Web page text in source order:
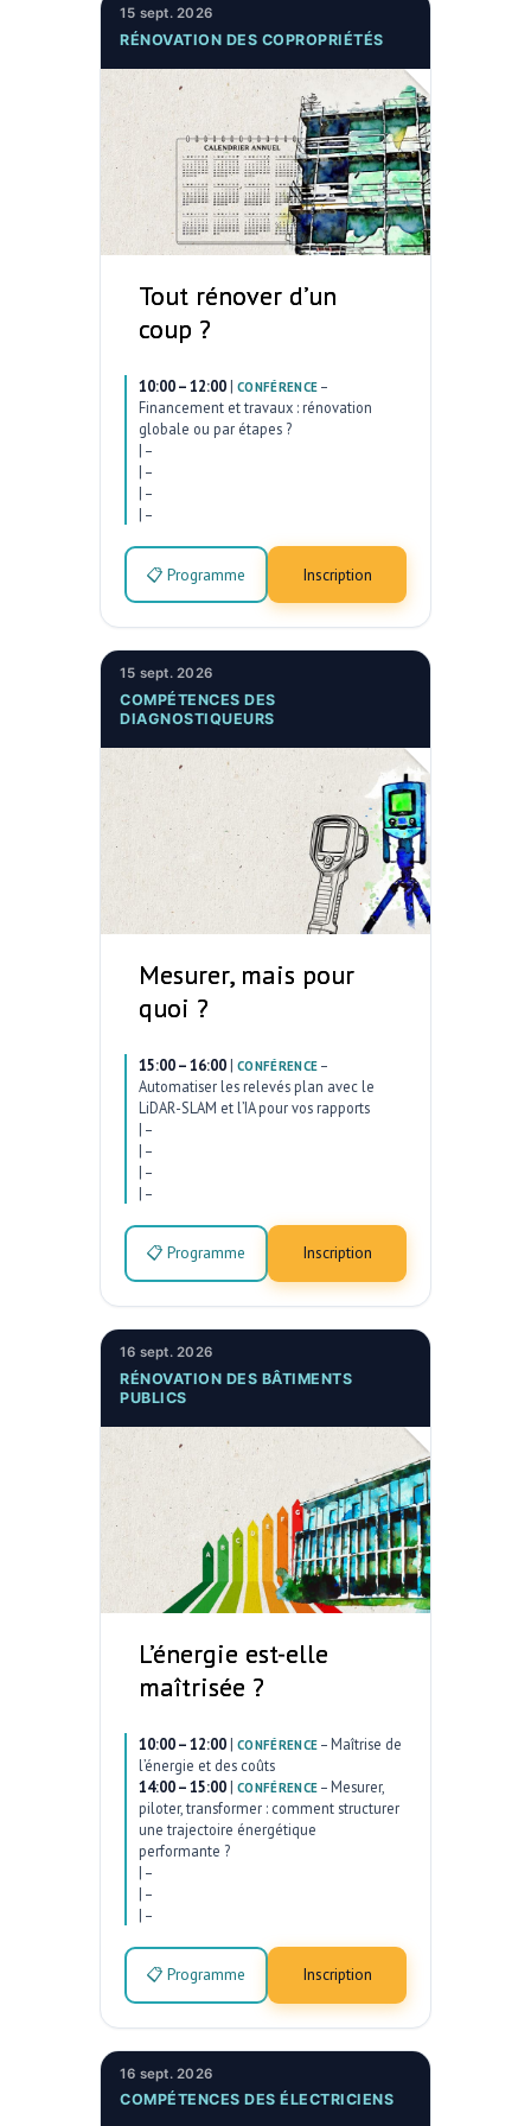
15 sept. 2026
RÉNOVATION DES COPROPRIÉTÉS
Tout rénover d’un
coup ?
10:00 – 12:00 | CONFÉRENCE –
Financement et travaux : rénovation
globale ou par étapes ?
| –
| –
| –
| –
📋 Programme Inscription
15 sept. 2026
COMPÉTENCES DES
DIAGNOSTIQUEURS
Mesurer, mais pour
quoi ?
15:00 – 16:00 | CONFÉRENCE –
Automatiser les relevés plan avec le
LiDAR-SLAM et l’IA pour vos rapports
| –
| –
| –
| –
📋 Programme Inscription
16 sept. 2026
RÉNOVATION DES BÂTIMENTS
PUBLICS
L’énergie est-elle
maîtrisée ?
10:00 – 12:00 | CONFÉRENCE – Maîtrise de
l’énergie et des coûts
14:00 – 15:00 | CONFÉRENCE – Mesurer,
piloter, transformer : comment structurer
une trajectoire énergétique
performante ?
| –
| –
| –
📋 Programme Inscription
16 sept. 2026
COMPÉTENCES DES ÉLECTRICIENS